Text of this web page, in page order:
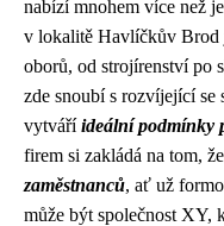
nabízí mnohem více než
v lokalitě Havlíčkův Brod
oborů, od strojírenství po
zde snoubí s rozvíjející
vytváříideální podmínky
firem si zakládá na tom, že
zaměstnanců, ať už
může být společnost XY,